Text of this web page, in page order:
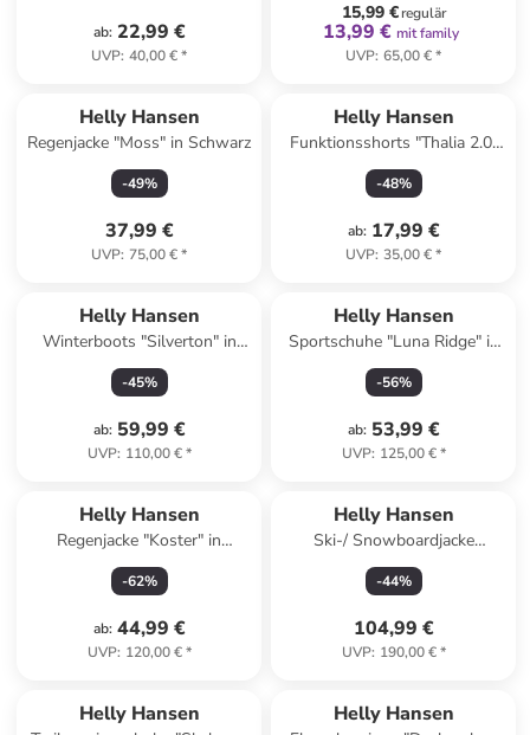
ab: 22,99 €
UVP: 40,00 €*
15,99 €regulär
13,99 € mit family
UVP: 65,00 €*
Helly Hansen
Regenjacke "Moss" in Schwarz
-49%
37,99 €
UVP: 75,00 €*
Helly Hansen
Funktionsshorts "Thalia 2.0"
in Dunkelblau
-48%
ab: 17,99 €
UVP: 35,00 €*
Helly Hansen
Winterboots "Silverton" in
Khaki
-45%
ab: 59,99 €
UVP: 110,00 €*
Helly Hansen
Sportschuhe "Luna Ridge" in
Orange
-56%
ab: 53,99 €
UVP: 125,00 €*
Helly Hansen
Regenjacke "Koster" in
Dunkelblau
-62%
ab: 44,99 €
UVP: 120,00 €*
Helly Hansen
Ski-/ Snowboardjacke
"Stellar" in Flieder
-44%
104,99 €
UVP: 190,00 €*
Helly Hansen Helly Hansen